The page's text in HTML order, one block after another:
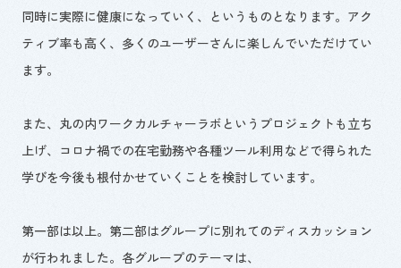
同時に実際に健康になっていく、というものとなります。アク
ティブ率も高く、多くのユーザーさんに楽しんでいただけてい
ます。
また、丸の内ワークカルチャーラボというプロジェクトも立ち
上げ、コロナ禍での在宅勤務や各種ツール利用などで得られた
学びを今後も根付かせていくことを検討しています。
第一部は以上。第二部はグループに別れてのディスカッション
が行われました。各グループのテーマは、